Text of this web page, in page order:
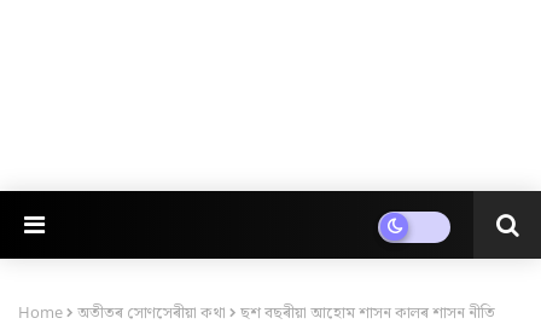
Home অতীতৰ সোণসেৰীয়া কথা
ছশ বছৰীয়া আহোম শাসন কালৰ শাসন নীতি